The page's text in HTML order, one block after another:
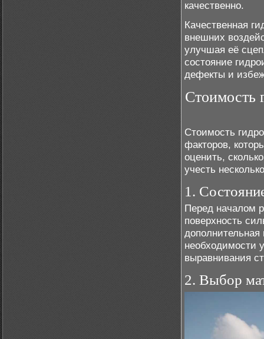
качественно.
Качественная
внешних
улучшая её
состояние
дефекты и
Стоимость
Стоимость
факторов,
оценить,
учесть
1.
Перед началом
поверхность
дополнительная
необходимости
выравнивания
2. Выбор